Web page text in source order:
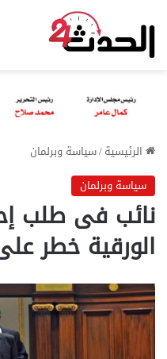
الرئيسية/سياسة وبرلمان
سياسة وبرلمان
نائب فى طلب
الورقية خطر